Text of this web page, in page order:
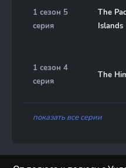
1 сезон 5
серия
The
Islands
1 сезон 4
серия
The
показать все серии